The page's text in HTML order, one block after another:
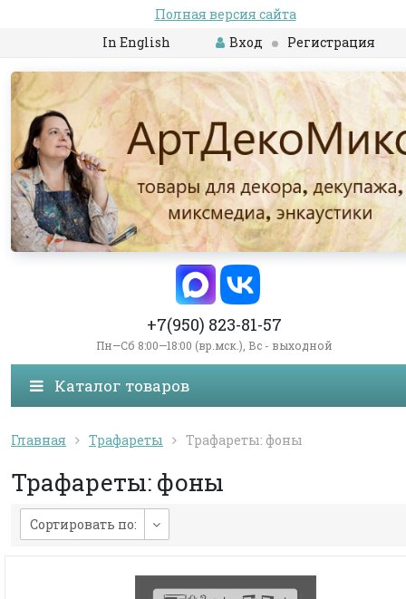
Полная версия сайта
In English
Вход Регистрация
+7(950) 823-81-57
Пн—Сб 8:00—18:00 (вр.мск.), Вс - выходной
Каталог товаров
Главная Трафареты Трафареты: фоны
Трафареты: фоны
Сортировать по: